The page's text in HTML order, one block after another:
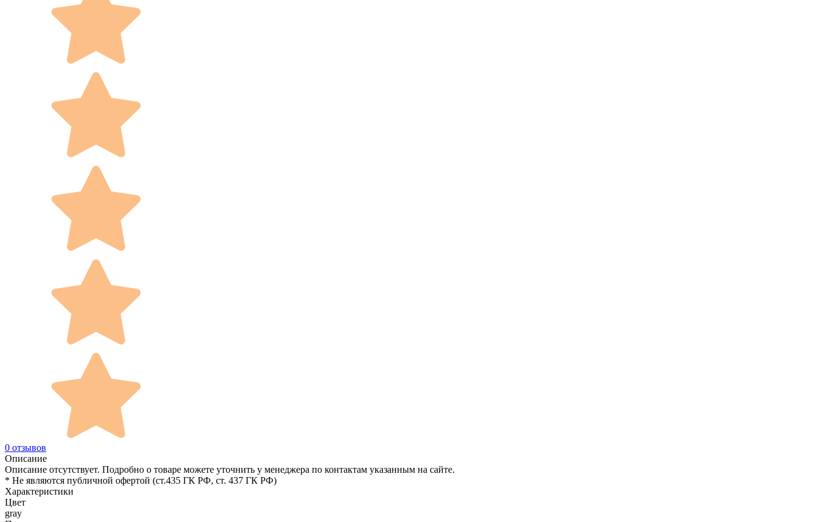
0 отзывов
Описание
Описание отсутствует. Подробно о товаре можете уточнить у менеджера по контактам указанным на сайте.
* Не являются публичной офертой (ст.435 ГК РФ, cт. 437 ГК РФ)
Характеристики
Цвет
gray